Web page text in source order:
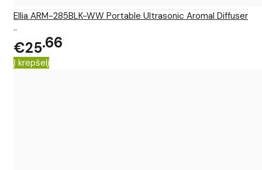
Ellia ARM-285BLK-WW Portable Ultrasonic Aromal Diffuser
..
€2566
Į krepšelį